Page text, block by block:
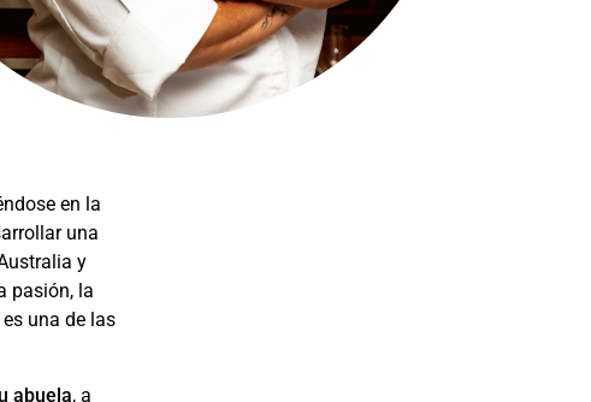
en la
una
y
pasión, la
es una de las
abuela, a